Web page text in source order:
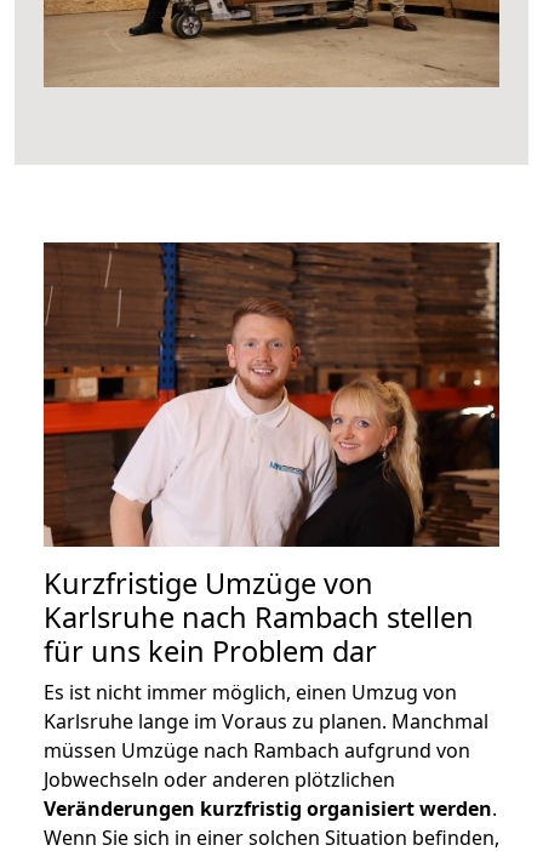
Kurzfristige Umzüge von
Karlsruhe nach Rambach stellen
für uns kein Problem dar
Es ist nicht immer möglich, einen Umzug von
Karlsruhe lange im Voraus zu planen. Manchmal
müssen Umzüge nach Rambach aufgrund von
Jobwechseln oder anderen plötzlichen
Veränderungen kurzfristig organisiert werden.
Wenn Sie sich in einer solchen Situation befinden,